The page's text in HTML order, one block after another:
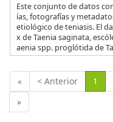
Este conjunto de datos
ías, fotografías y
etiológico de teniasis. El
x de Taenia saginata,
aenia spp. proglótida de
« < Anterior 1
»